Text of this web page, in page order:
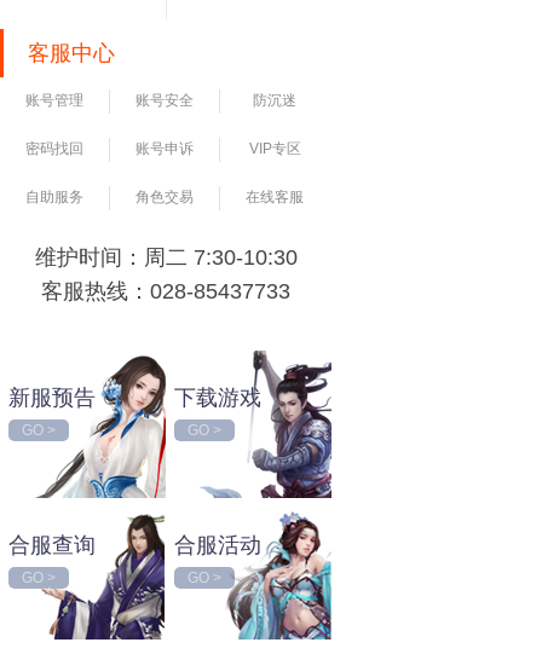
客服中心
账号管理 账号安全 防沉迷
密码找回 账号申诉 VIP专区
自助服务 角色交易 在线客服
维护时间：周二 7:30-10:30
客服热线：028-85437733
新服预告
GO >
下载游戏
GO >
合服查询
GO >
合服活动
GO >